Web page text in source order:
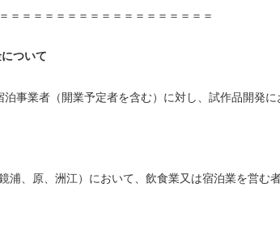
＝＝＝＝＝＝＝＝＝＝＝＝＝＝＝＝＝＝
ついて
事業者（開業予定者を含む）に対し、試作品開発に
浦、原、洲江）において、飲食業又は宿泊業を営む